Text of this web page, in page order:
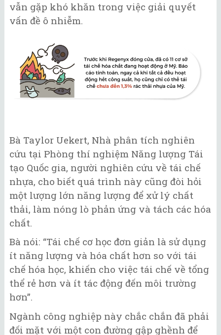
vẫn gặp khó khăn trong việc giải quyết
vấn đề ô nhiễm.
Bà Taylor Uekert, Nhà phân tích nghiên
cứu tại Phòng thí nghiệm Năng lượng Tái
tạo Quốc gia, người nghiên cứu về tái chế
nhựa, cho biết quá trình này cũng đòi hỏi
một lượng lớn năng lượng để xử lý chất
thải, làm nóng lò phản ứng và tách các hóa
chất.
Bà nói: “Tái chế cơ học đơn giản là sử dụng
ít năng lượng và hóa chất hơn so với tái
chế hóa học, khiến cho việc tái chế về tổng
thể rẻ hơn và ít tác động đến môi trường
hơn”.
Ngành công nghiệp này chắc chắn đã phải
đối mặt với một con đường gập ghềnh để